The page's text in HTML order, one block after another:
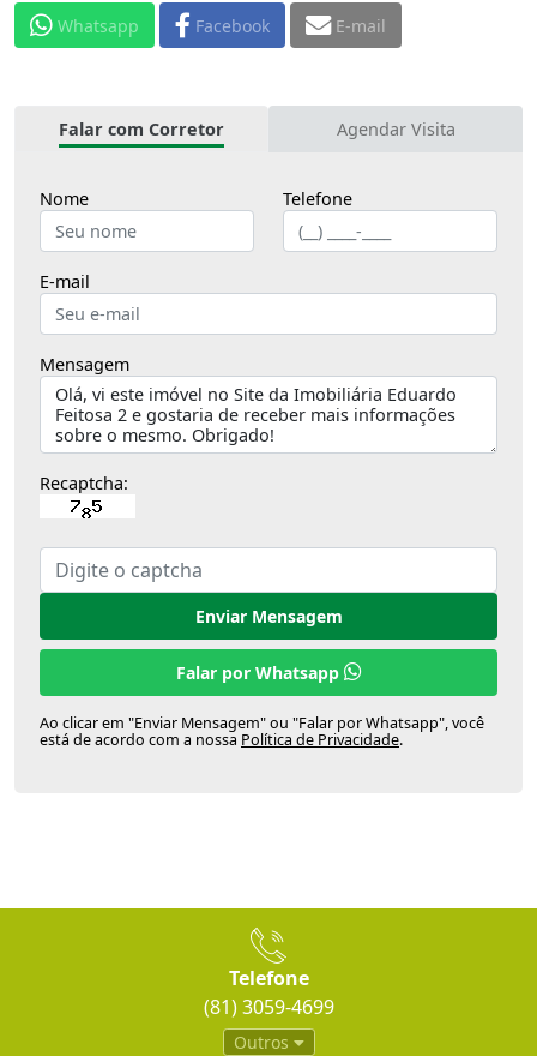
Whatsapp Facebook E-mail
Falar com Corretor Agendar Visita
Nome Telefone
E-mail
Mensagem
Recaptcha:
Enviar Mensagem
Falar por Whatsapp
Ao clicar em "Enviar Mensagem" ou "Falar por Whatsapp", você
está de acordo com a nossa Política de Privacidade.
Telefone
(81) 3059-4699
Outros